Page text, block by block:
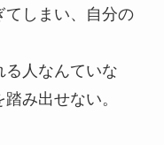
しまい、自分の
る人なんていな
み出せない。